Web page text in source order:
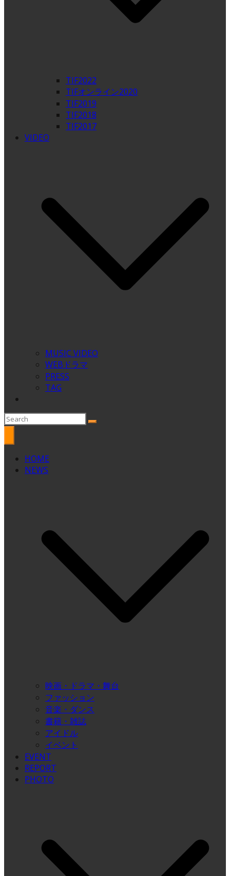
TIF2022
TIFオンライン2020
TIF2019
TIF2018
TIF2017
VIDEO
MUSIC VIDEO
WEBドラマ
PRESS
TAG
HOME
NEWS
映画・ドラマ・舞台
ファッション
音楽・ダンス
書籍・雑誌
アイドル
イベント
EVENT
REPORT
PHOTO